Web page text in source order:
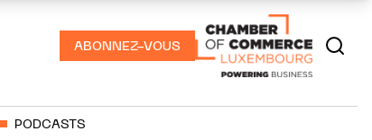
ABONNEZ-VOUS
PODCASTS